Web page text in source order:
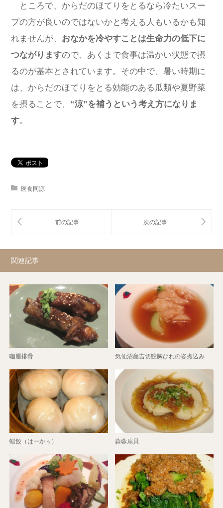
ところで、からだのほてりをとるなら冷たいスー
プの方が良いのではないかと考える人もいるかも知
れませんが、 おなかを冷やすことは生命力の低下に
つながりますので、あくまで食事は温かい状態で摂
るのが基本とされています。その中で、暑い時期に
は、からだのほてりをとる効能のある瓜類や夏野菜
を摂ることで、 “涼”を補うという考え方になりま
す。
医食同源
関連記事
咖厘排骨 気仙沼産吉切鮫胸ひれの姿煮込み
蝦餃（はーかぅ） 蒜蓉扇貝